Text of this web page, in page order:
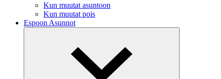
Kun muutat asuntoon
Kun muutat pois
Espoon Asunnot